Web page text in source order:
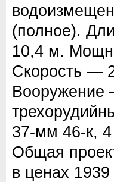
(полное).
10,4 м.
Скорость —
37-мм 46-к, 4
Общая
в ценах